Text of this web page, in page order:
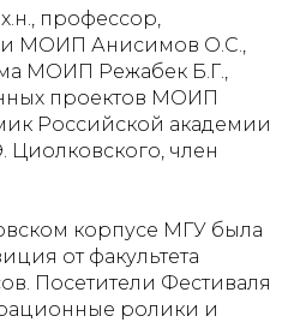
профессор,
МОИП Анисимов О.С.,
МОИП Режабек Б.Г.,
проектов МОИП
Российской академии
Циолковского, член
корпусе МГУ была
от факультета
Посетители Фестиваля
ролики и